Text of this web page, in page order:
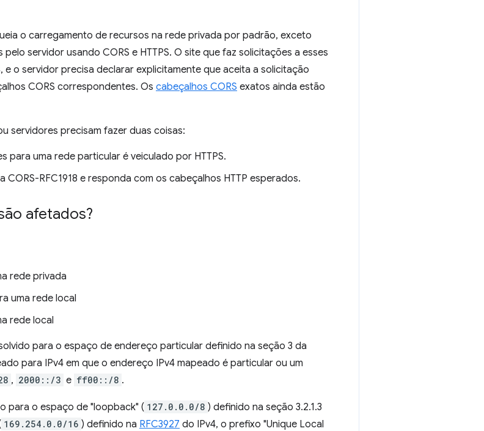
o carregamento de recursos na rede privada por padrão, exceto
servidor usando CORS e HTTPS. O site que faz solicitações a esses
e o servidor precisa declarar explicitamente que aceita a solicitação
CORS correspondentes. Os cabeçalhos CORS exatos ainda estão
servidores precisam fazer duas coisas:
para uma rede particular é veiculado por HTTPS.
RFC1918 e responda com os cabeçalhos HTTP esperados.
afetados?
rede privada
uma rede local
rede local
para o espaço de endereço particular definido na seção 3 da
para IPv4 em que o endereço IPv4 mapeado é particular ou um
, 2000::/3 e ff00::/8 .
para o espaço de "loopback" ( 127.0.0.0/8 ) definido na seção 3.2.1.3
169.254.0.0/16 ) definido na RFC3927 do IPv4, o prefixo "Unique Local